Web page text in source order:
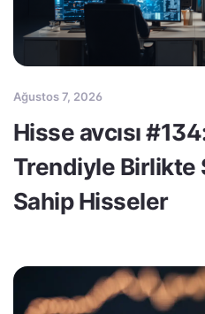
Ağustos 7, 2026
Hisse avcısı
Trendiyle Birlikte
Sahip Hisseler